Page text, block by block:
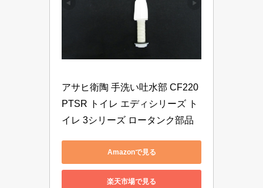
アサヒ衛陶 手洗い吐水部 CF220
PTSR トイレ エディシリーズ ト
イレ 3シリーズ ロータンク部品
Amazonで見る
楽天市場で見る